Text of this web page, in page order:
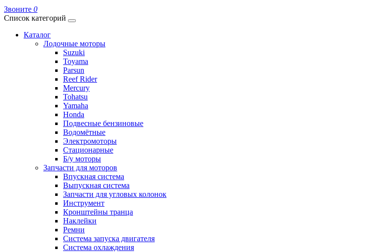
Звоните 0
Список категорий
Каталог
Лодочные моторы
Suzuki
Toyama
Parsun
Reef Rider
Mercury
Tohatsu
Yamaha
Honda
Подвесные бензиновые
Водомётные
Электромоторы
Стационарные
Б/у моторы
Запчасти для моторов
Впускная система
Выпускная система
Запчасти для угловых колонок
Инструмент
Кронштейны транца
Наклейки
Ремни
Система запуска двигателя
Система охлаждения